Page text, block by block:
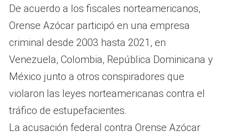
De acuerdo a los fiscales norteamericanos,
Orense Azócar participó en una empresa
criminal desde 2003 hasta 2021, en
Venezuela, Colombia, República Dominicana y
México junto a otros conspiradores que
violaron las leyes norteamericanas contra el
tráfico de estupefacientes.
La acusación federal contra Orense Azócar